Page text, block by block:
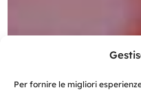
Per fornire le migliori